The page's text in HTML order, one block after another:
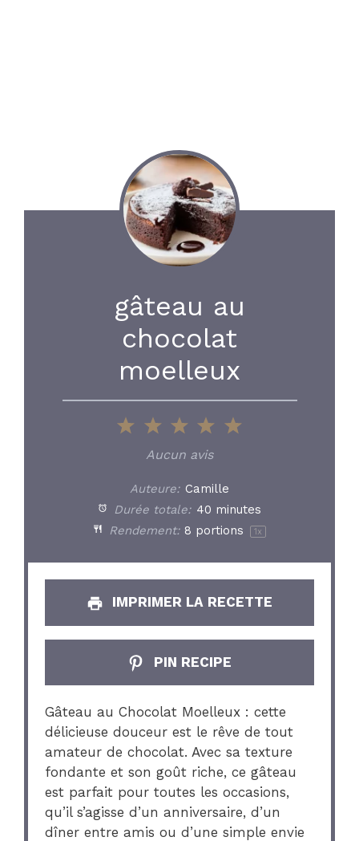
gâteau au
chocolat
moelleux
5
4
3
Stars
2
Stars
1
Star
Aucun avis
Auteure: Camille
Durée totale: 40 minutes
Rendement: 8 portions 1x
IMPRIMER LA RECETTE
PIN RECIPE
Gâteau au Chocolat Moelleux : cette
délicieuse douceur est le rêve de tout
amateur de chocolat. Avec sa texture
fondante et son goût riche, ce gâteau
est parfait pour toutes les occasions,
qu’il s’agisse d’un anniversaire, d’un
dîner entre amis ou d’une simple envie